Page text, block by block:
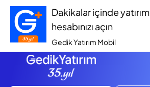
Dakikalar içinde yatırım
hesabınızı açın
Gedik Yatırım Mobil